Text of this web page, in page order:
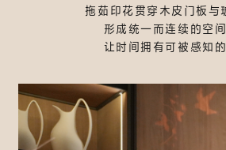
拖茹印花贯穿木皮门板与
形成统一而连续的空
让时间拥有可被感知